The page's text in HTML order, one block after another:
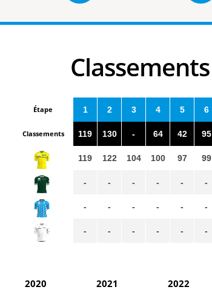
Classements
Étape
Classements
1
119
119
-
-
-
2
130
122
-
-
-
3
-
104
-
-
-
4
64
100
-
-
-
5
42
97
-
-
-
6
95
99
-
-
-
2020 2021 2022